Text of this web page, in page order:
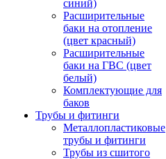
синий)
Расширительные
баки на отопление
(цвет красный)
Расширительные
баки на ГВС (цвет
белый)
Комплектующие для
баков
Трубы и фитинги
Металлопластиковые
трубы и фитинги
Трубы из сшитого